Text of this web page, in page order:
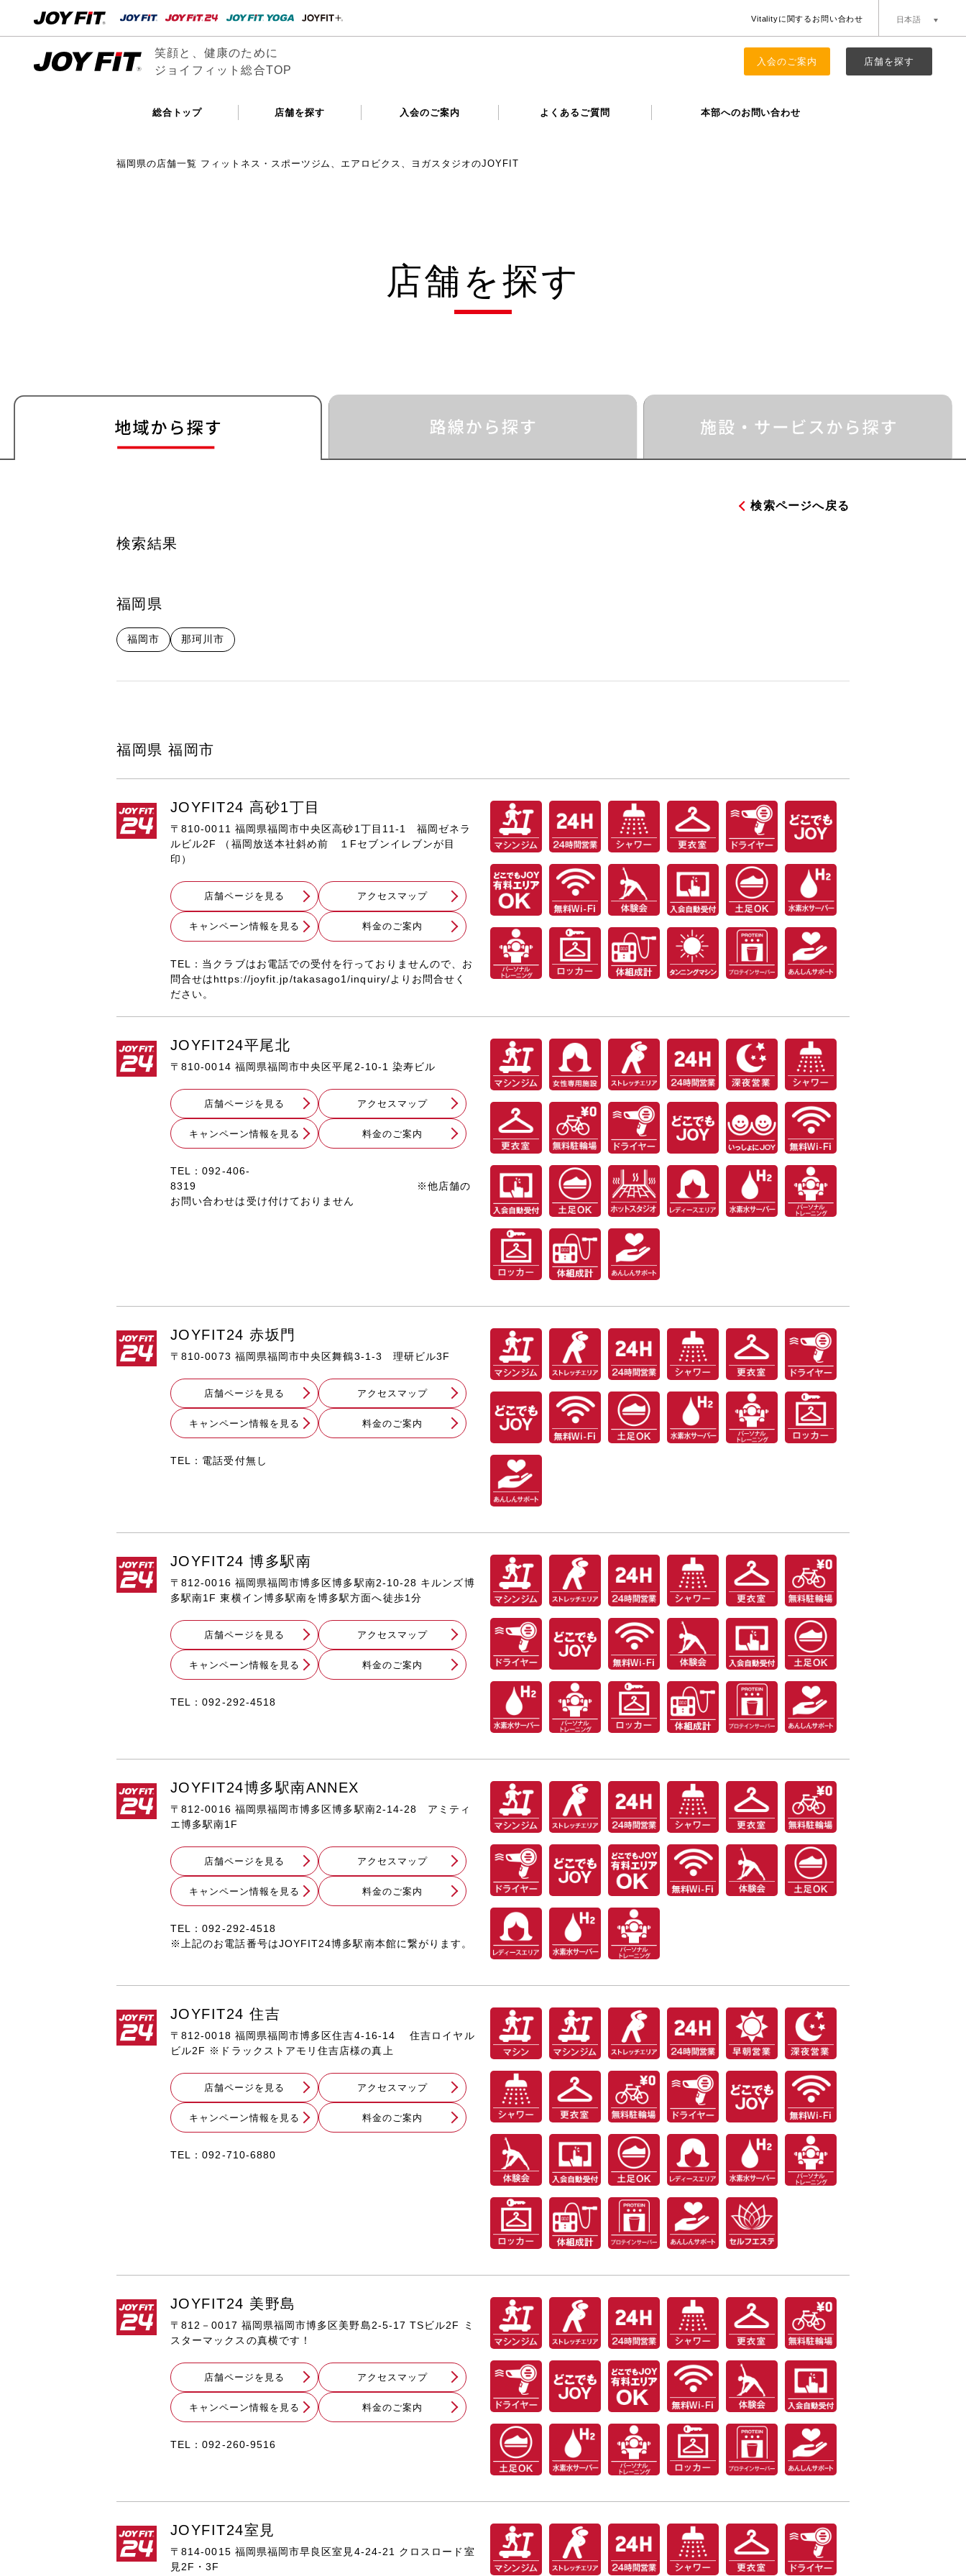
Vitalityに関するお問い合わせ
日本語
簡体中文
笑顔と、健康のために
ジョイフィット総合TOP
入会のご案内 店舗を探す
総合トップ 店舗を探す 入会のご案内 よくあるご質問 本部へのお問い合わせ
福岡県の店舗一覧 フィットネス・スポーツジム、エアロビクス、ヨガスタジオのJOYFIT
店舗を探す
検索ページへ戻る
検索結果
福岡県
福岡市 那珂川市
福岡県 福岡市
JOYFIT24 高砂1丁目
〒810-0011 福岡県福岡市中央区高砂1丁目11-1 福岡ゼネラ
ルビル2F （福岡放送本社斜め前 １Fセブンイレブンが目
印）
店舗ページを見る アクセスマップ
キャンペーン情報を見る 料⾦のご案内
TEL：当クラブはお電話での受付を行っておりませんので、お
問合せはhttps://joyfit.jp/takasago1/inquiry/よりお問合せく
ださい。
JOYFIT24平尾北
〒810-0014 福岡県福岡市中央区平尾2-10-1 染寿ビル
店舗ページを見る アクセスマップ
キャンペーン情報を見る 料⾦のご案内
TEL：092-406-
8319 ※他店舗の
お問い合わせは受け付けておりません
JOYFIT24 赤坂門
〒810-0073 福岡県福岡市中央区舞鶴3-1-3 理研ビル3F
店舗ページを見る アクセスマップ
キャンペーン情報を見る 料⾦のご案内
TEL：電話受付無し
JOYFIT24 博多駅南
〒812-0016 福岡県福岡市博多区博多駅南2-10-28 キルンズ博
多駅南1F 東横イン博多駅南を博多駅方面へ徒歩1分
店舗ページを見る アクセスマップ
キャンペーン情報を見る 料⾦のご案内
TEL：092-292-4518
JOYFIT24博多駅南ANNEX
〒812-0016 福岡県福岡市博多区博多駅南2-14-28 アミティ
エ博多駅南1F
店舗ページを見る アクセスマップ
キャンペーン情報を見る 料⾦のご案内
TEL：092-292-4518
※上記のお電話番号はJOYFIT24博多駅南本館に繋がります。
JOYFIT24 住吉
〒812-0018 福岡県福岡市博多区住吉4-16-14 住吉ロイヤル
ビル2F ※ドラックストアモリ住吉店様の真上
店舗ページを見る アクセスマップ
キャンペーン情報を見る 料⾦のご案内
TEL：092-710-6880
JOYFIT24 美野島
〒812－0017 福岡県福岡市博多区美野島2-5-17 TSビル2F ミ
スターマックスの真横です！
店舗ページを見る アクセスマップ
キャンペーン情報を見る 料⾦のご案内
TEL：092-260-9516
JOYFIT24室見
〒814-0015 福岡県福岡市早良区室見4-24-21 クロスロード室
見2F・3F